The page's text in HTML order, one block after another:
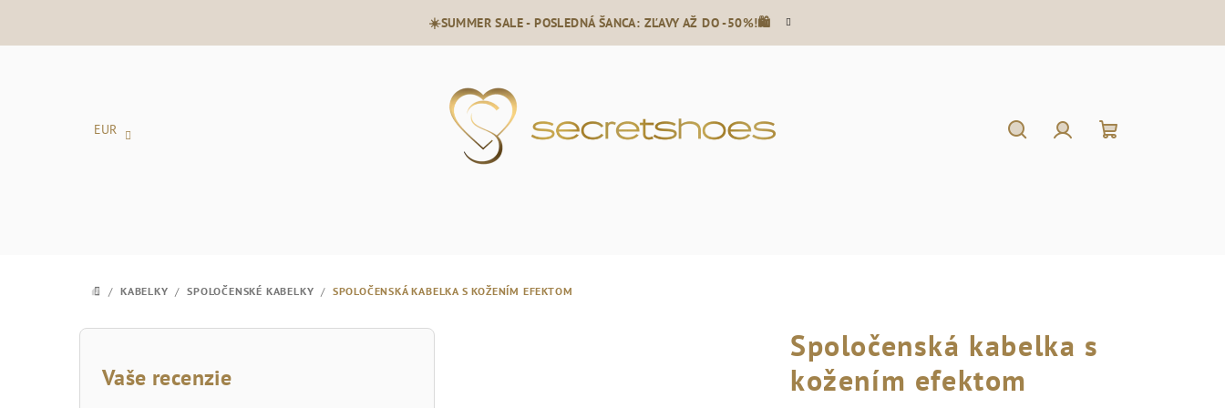
☀️SUMMER SALE - POSLEDNÁ ŠANCA: ZĽAVY AŽ DO -50%!🛍️
EUR
DOMOV
/ KABELKY / SPOLOČENSKÉ KABELKY / SPOLOČENSKÁ KABELKA S KOŽENÍM EFEKTOM
B
Vaše recenzie
Spoločenská kabelka s
kožením efektom